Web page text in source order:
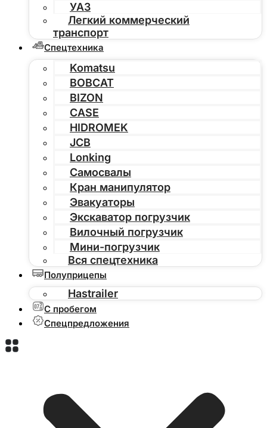
УАЗ
Легкий коммерческий
транспорт
Спецтехника
Komatsu
BOBCAT
BIZON
CASE
HIDROMEK
JCB
Lonking
Самосвалы
Кран манипулятор
Эвакуаторы
Экскаватор погрузчик
Вилочный погрузчик
Мини-погрузчик
Вся спецтехника
Полуприцепы
Hastrailer
С пробегом
Спецпредложения